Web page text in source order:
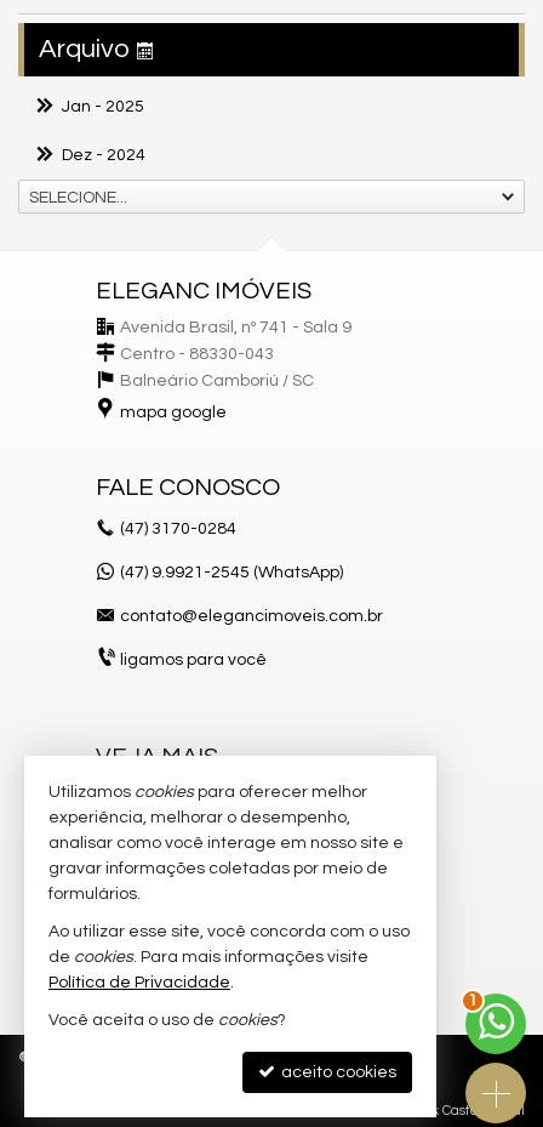
Arquivo
Jan - 2025
Dez - 2024
SELECIONE...
ELEGANC IMÓVEIS
Avenida Brasil, nº 741 - Sala 9
Centro - 88330-043
Balneário Camboriú / SC
mapa google
FALE CONOSCO
(47) 3170-0284
(47) 9.9921-2545 (WhatsApp)
contato@elegancimoveis.com.br
ligamos para você
VEJA MAIS
receba nosso newsletter
indicadores financeiros
imóveis favoritos
mapa de imóveis
© Política de Privacidade
Site para imobiliárias: Castel Digital
1
Utilizamos cookiespara oferecer melhor
experiência, melhorar o desempenho,
analisar como você interage em nosso site e
gravar informações coletadas por meio de
formulários.
Ao utilizar esse site, você concorda com o uso
de cookies. Para mais informações visite
Política de Privacidade.
Você aceita o uso de cookies?
aceito cookies